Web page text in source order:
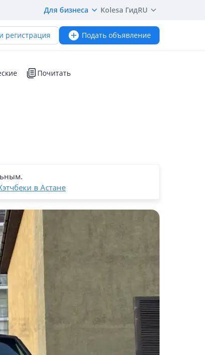
Для бизнеса Kolesa ГидRU
регистрация Подать объявление
Почитать
в Астане